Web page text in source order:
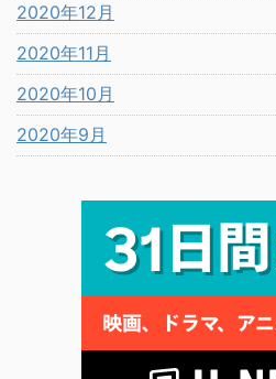
2020年12月
2020年11月
2020年10月
2020年9月